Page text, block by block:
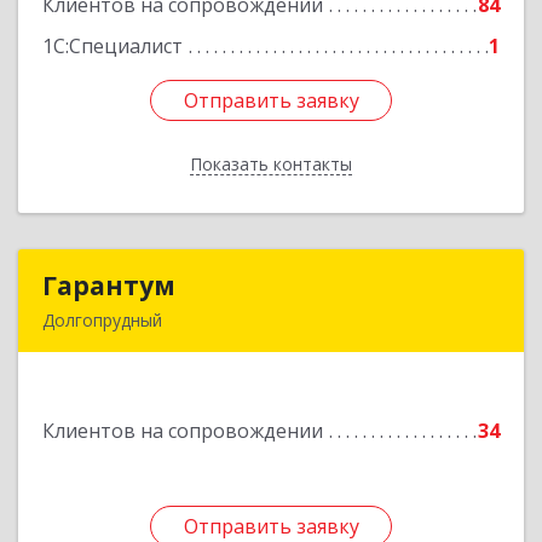
1С:Специалист
1
Отправить заявку
Показать контакты
Подробнее
Отправить заявку
Назад
Гарантум
Долгопрудный
Клиентов на сопровождении 34
Отправить заявку
Подробнее
Отправить заявку